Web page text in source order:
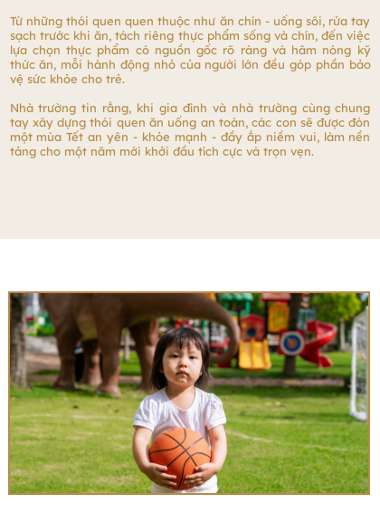
Từ những thói quen quen thuộc như ăn chín - uống sôi, rửa tay
sạch trước khi ăn, tách riêng thực phẩm sống và chín, đến việc
lựa chọn thực phẩm có nguồn gốc rõ ràng và hâm nóng kỹ
thức ăn, mỗi hành động nhỏ của người lớn đều góp phần bảo
vệ sức khỏe cho trẻ.
Nhà trường tin rằng, khi gia đình và nhà trường cùng chung
tay xây dựng thói quen ăn uống an toàn, các con sẽ được đón
một mùa Tết an yên - khỏe mạnh - đầy ắp niềm vui, làm nền
tảng cho một năm mới khởi đầu tích cực và trọn vẹn.